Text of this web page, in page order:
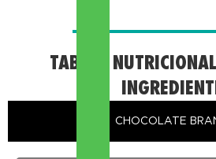
TABELA
CHOCOLATE